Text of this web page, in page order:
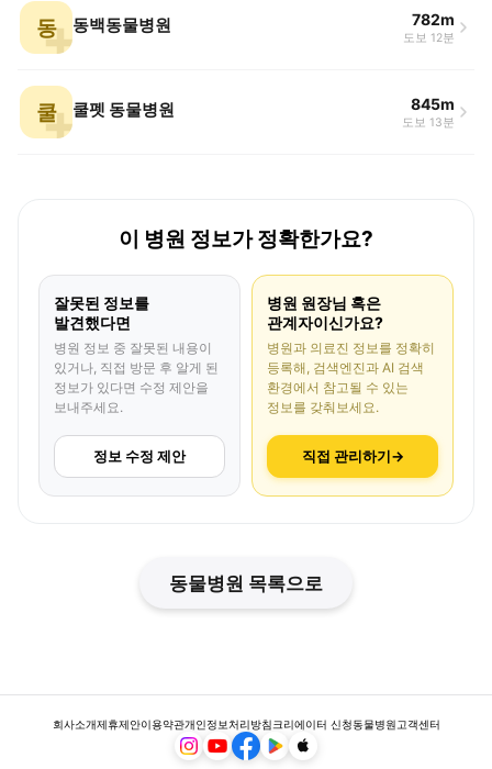
동 동백동물병원 782m
도보 12분
쿨 쿨펫 동물병원 845m
도보 13분
이 병원 정보가 정확한가요?
잘못된 정보를
발견했다면
병원 정보 중 잘못된 내용이
있거나, 직접 방문 후 알게 된
정보가 있다면 수정 제안을
보내주세요.
정보 수정 제안
병원 원장님 혹은
관계자이신가요?
병원과 의료진 정보를 정확히
등록해, 검색엔진과 AI 검색
환경에서 참고될 수 있는
정보를 갖춰보세요.
직접 관리하기→
동물병원 목록으로
회사소개제휴제안이용약관개인정보처리방침크리에이터 신청동물병원고객센터